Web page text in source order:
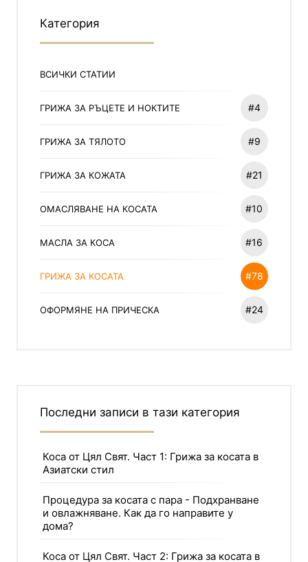
Категория
ВСИЧКИ СТАТИИ
ГРИЖА ЗА РЪЦЕТЕ И НОКТИТЕ #4
ГРИЖА ЗА ТЯЛОТО #9
ГРИЖА ЗА КОЖАТА #21
ОМАСЛЯВАНЕ НА КОСАТА #10
МАСЛА ЗА КОСА #16
ГРИЖА ЗА КОСАТА #78
ОФОРМЯНЕ НА ПРИЧЕСКА #24
Последни записи в тази категория
Коса от Цял Свят. Част 1: Грижа за косата в
Азиатски стил
Процедура за косата с пара - Подхранване
и овлажняване. Как да го направите у
дома?
Коса от Цял Свят. Част 2: Грижа за косата в